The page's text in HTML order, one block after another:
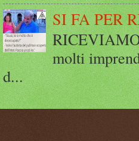
SI FA PER
molti
d...